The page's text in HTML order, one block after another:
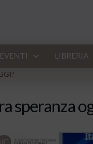
EVENTI LIBRERIA
speranza